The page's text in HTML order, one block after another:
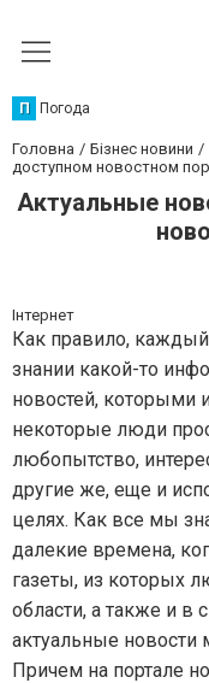
П Погода
Головна Бізнес новини
доступном новостном
Актуальные
Інтернет
Как правило,
знании какой-то
новостей, которыми
некоторые люди
любопытство,
другие же, еще и
целях. Как все мы
далекие времена,
газеты, из которых
области, а также и в
актуальные новости
Причем на портале